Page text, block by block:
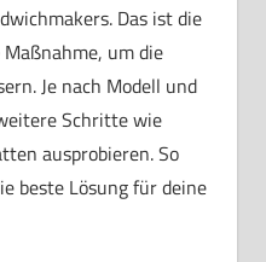
Das ist die
um die
Je nach Modell und
Schritte wie
ausprobieren. So
beste Lösung für deine